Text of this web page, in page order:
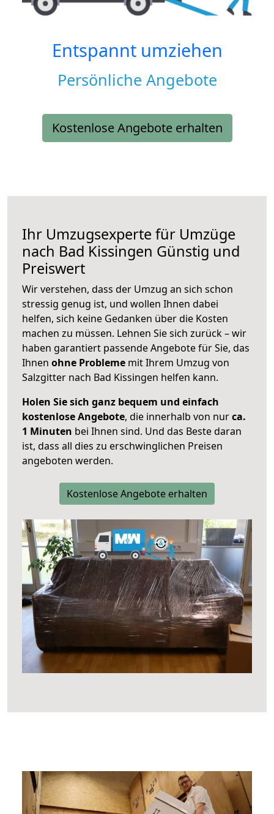
Entspannt umziehen
Persönliche Angebote
Kostenlose Angebote erhalten
Ihr Umzugsexperte für Umzüge
nach Bad Kissingen Günstig und
Preiswert
Wir verstehen, dass der Umzug an sich schon
stressig genug ist, und wollen Ihnen dabei
helfen, sich keine Gedanken über die Kosten
machen zu müssen. Lehnen Sie sich zurück – wir
haben garantiert passende Angebote für Sie, das
Ihnen ohne Probleme mit Ihrem Umzug von
Salzgitter nach Bad Kissingen helfen kann.
Holen Sie sich ganz bequem und einfach
kostenlose Angebote, die innerhalb von nurca.
1 Minuten bei Ihnen sind. Und das Beste daran
ist, dass all dies zu erschwinglichen Preisen
angeboten werden.
Kostenlose Angebote erhalten